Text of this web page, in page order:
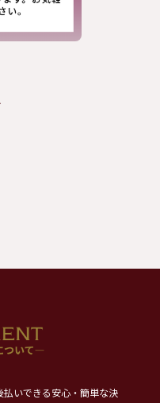
いできる安心・簡単な決